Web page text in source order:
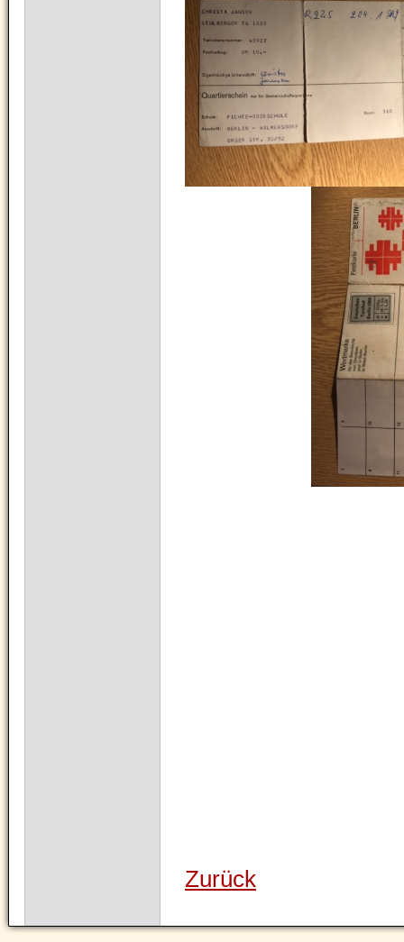
Zurück
Navigation